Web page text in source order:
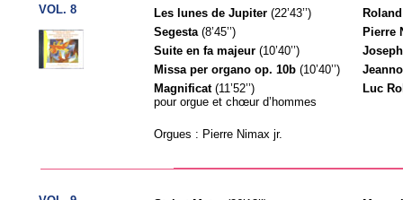
VOL. 8 Les lunes de Jupiter (22’43’’)
Segesta(8’45’’)
Pierre
Suite en fa majeur (10’40’’)
Missa per organo op. 10b (10’40’’)
Magnificat(11’52’’)
pour orgue et chœur d’hommes
Luc
Orgues : Pierre Nimax jr.